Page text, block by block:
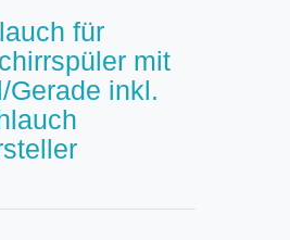
für
mit
Gerade inkl.